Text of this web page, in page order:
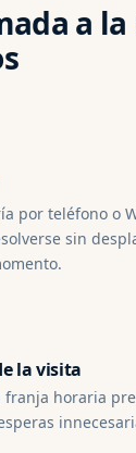
a
por teléfono o
sin
la visita
franja horaria